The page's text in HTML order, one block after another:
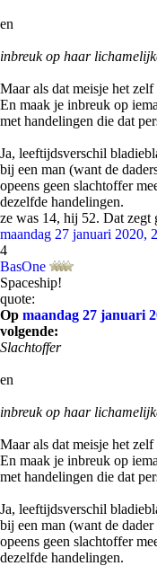
en
inbreuk op haar
Maar als dat meisje het
En maak je inbreuk op
met handelingen die dat
Ja, leeftijdsverschil
bij een man (want de
opeens geen slachtoffer
dezelfde handelingen.
ze was 14, hij 52. Dat zegt
maandag 27 januari 2020,
4
BasOne
Spaceship!
quote:
Op maandag 27 januari
volgende:
Slachtoffer
en
inbreuk op haar
Maar als dat meisje het
En maak je inbreuk op
met handelingen die dat
Ja, leeftijdsverschil
bij een man (want de
opeens geen slachtoffer
dezelfde handelingen.